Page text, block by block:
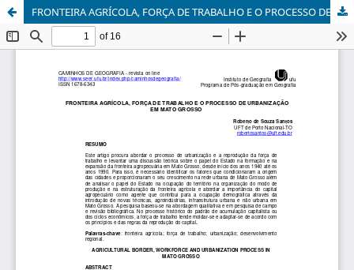
FRONTEIRA AGRÍCOLA, FORÇA DE TRABALHO E O PROCESSO DE URBANIZAÇÃO EM MATO GROSSO